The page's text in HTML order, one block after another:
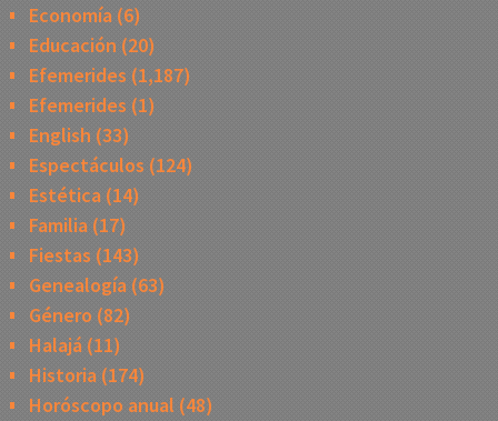
Economía(6)
Educación (20)
Efemerides (1,187)
Efemerides (1)
English (33)
Espectáculos (124)
Estética(14)
Familia(17)
Fiestas (143)
Genealogía(63)
Género (82)
Halajá(11)
Historia(174)
Horóscopo anual (48)